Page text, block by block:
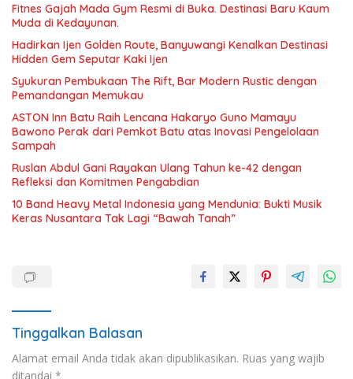
Fitnes Gajah Mada Gym Resmi di Buka. Destinasi Baru Kaum
Muda di Kedayunan.
Hadirkan Ijen Golden Route, Banyuwangi Kenalkan Destinasi
Hidden Gem Seputar Kaki Ijen
Syukuran Pembukaan The Rift, Bar Modern Rustic dengan
Pemandangan Memukau
ASTON Inn Batu Raih Lencana Hakaryo Guno Mamayu
Bawono Perak dari Pemkot Batu atas Inovasi Pengelolaan
Sampah
Ruslan Abdul Gani Rayakan Ulang Tahun ke-42 dengan
Refleksi dan Komitmen Pengabdian
10 Band Heavy Metal Indonesia yang Mendunia: Bukti Musik
Keras Nusantara Tak Lagi “Bawah Tanah”
Tinggalkan Balasan
Alamat email Anda tidak akan dipublikasikan. Ruas yang wajib
ditandai *